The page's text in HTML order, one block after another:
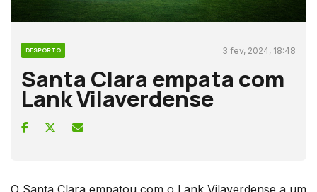
DESPORTO 3 fev, 2024, 18:48
Santa Clara empata com
Lank Vilaverdense
O Santa Clara empatou com o Lank Vilaverdense a um